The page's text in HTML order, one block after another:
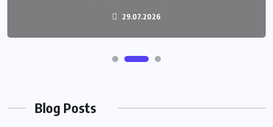
29.07.2026
Blog Posts